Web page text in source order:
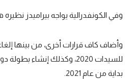
كويز في الجول
وفي الكونفدرالية يواجه بيراميدز نظيره
وأضاف كاف قرارات أخرى، من بينها
للسيدات 2020، وكذلك إنشاء
بداية من عام 2021.